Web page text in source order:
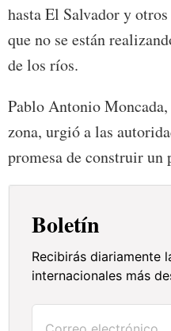
hasta El Salvador y
que no se están
de los ríos.
Pablo Antonio
zona, urgió a las
promesa de construir un
Boletín
Recibirás diariamente
internacionales más